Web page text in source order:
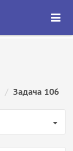
ОТКРЫТЬ
/ Задача 106